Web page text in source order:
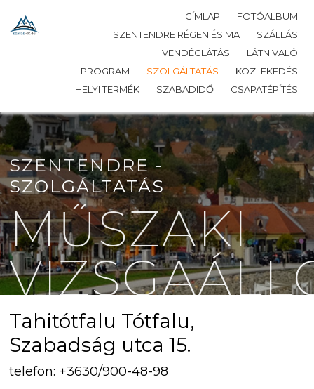
CÍMLAP
FOTÓALBUM
SZENTENDRE RÉGEN ÉS MA
SZÁLLÁS
VENDÉGLÁTÁS
LÁTNIVALÓ
PROGRAM
SZOLGÁLTATÁS
KÖZLEKEDÉS
HELYI TERMÉK
SZABADIDŐ CSAPATÉPÍTÉS
SZENTENDRE -
SZOLGÁLTATÁS
MŰSZAKI
Tahitótfalu Tótfalu,
Szabadság utca 15.
telefon: +3630/900-48-98